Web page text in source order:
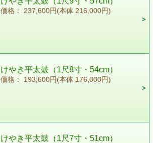
価格： 237,600円(本体 216,000円)
けやき平太鼓（1尺8寸・54cm）
価格： 193,600円(本体 176,000円)
けやき平太鼓（1尺7寸・51cm）